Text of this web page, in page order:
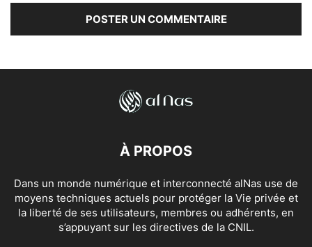
À PROPOS
Dans un monde numérique et interconnecté alNas use de
moyens techniques actuels pour protéger la Vie privée et
la liberté de ses utilisateurs, membres ou adhérents, en
s’appuyant sur les directives de la CNIL.